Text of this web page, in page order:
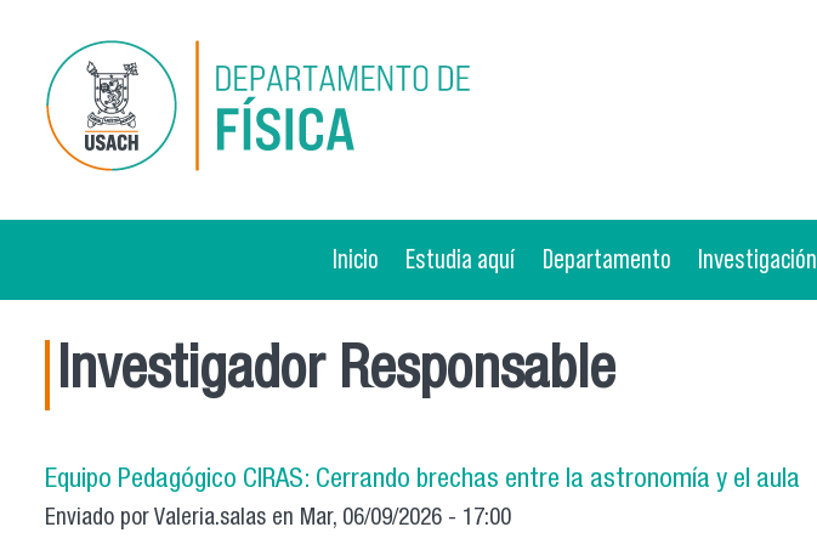
Inicio Estudia aquí Departamento Investigación
Investigador Responsable
Equipo Pedagógico CIRAS: Cerrando brechas entre la astronomía y el aula
Enviado por Valeria.salas en Mar, 06/09/2026 - 17:00